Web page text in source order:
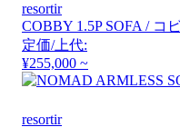
resortir
COBBY 1.5P SOFA / コ
定価/上代:
¥255,000 ~
resortir